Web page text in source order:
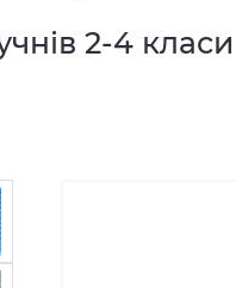
2-4 класи